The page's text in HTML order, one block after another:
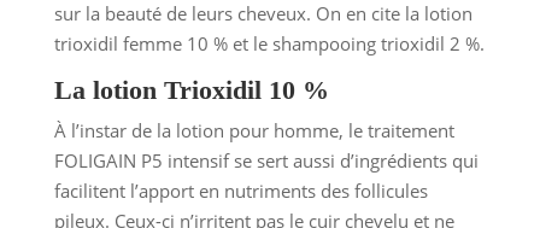
sur la beauté de leurs cheveux. On en cite la lotion
trioxidil femme 10 % et le shampooing trioxidil 2 %.
La lotion Trioxidil 10 %
À l’instar de la lotion pour homme, le traitement
FOLIGAIN P5 intensif se sert aussi d’ingrédients qui
facilitent l’apport en nutriments des follicules
pileux. Ceux-ci n’irritent pas le cuir chevelu et ne